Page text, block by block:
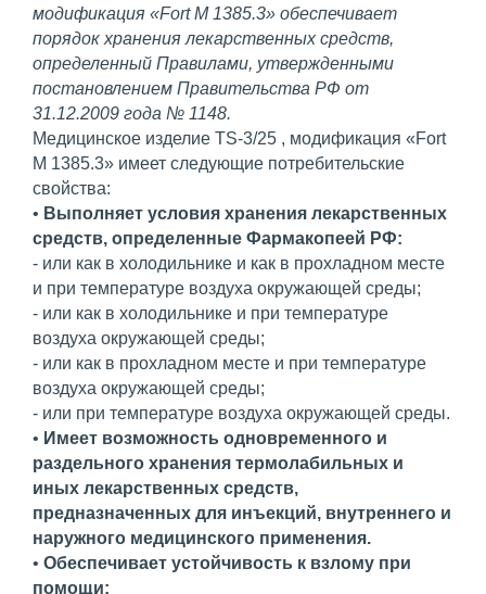
модификация «Fort М 1385.3» обеспечивает
порядок хранения лекарственных средств,
определенный Правилами, утвержденными
постановлением Правительства РФ от
31.12.2009 года № 1148.
Медицинское изделие TS-3/25 , модификация «Fort
М 1385.3» имеет следующие потребительские
свойства:
• Выполняет условия хранения лекарственных
средств, определенные Фармакопеей РФ:
- или как в холодильнике и как в прохладном месте
и при температуре воздуха окружающей среды;
- или как в холодильнике и при температуре
воздуха окружающей среды;
- или как в прохладном месте и при температуре
воздуха окружающей среды;
- или при температуре воздуха окружающей среды.
• Имеет возможность одновременного и
раздельного хранения термолабильных и
иных лекарственных средств,
предназначенных для инъекций, внутреннего и
наружного медицинского применения.
• Обеспечивает устойчивость к взлому при
помощи: